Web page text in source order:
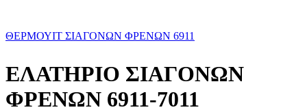
ΘΕΡΜΟΥΙΤ ΣΙΑΓΟΝΩΝ ΦΡΕΝΩΝ 6911
ΕΛΑΤΗΡΙΟ ΣΙΑΓΟΝΩΝ
ΦΡΕΝΩΝ 6911-7011